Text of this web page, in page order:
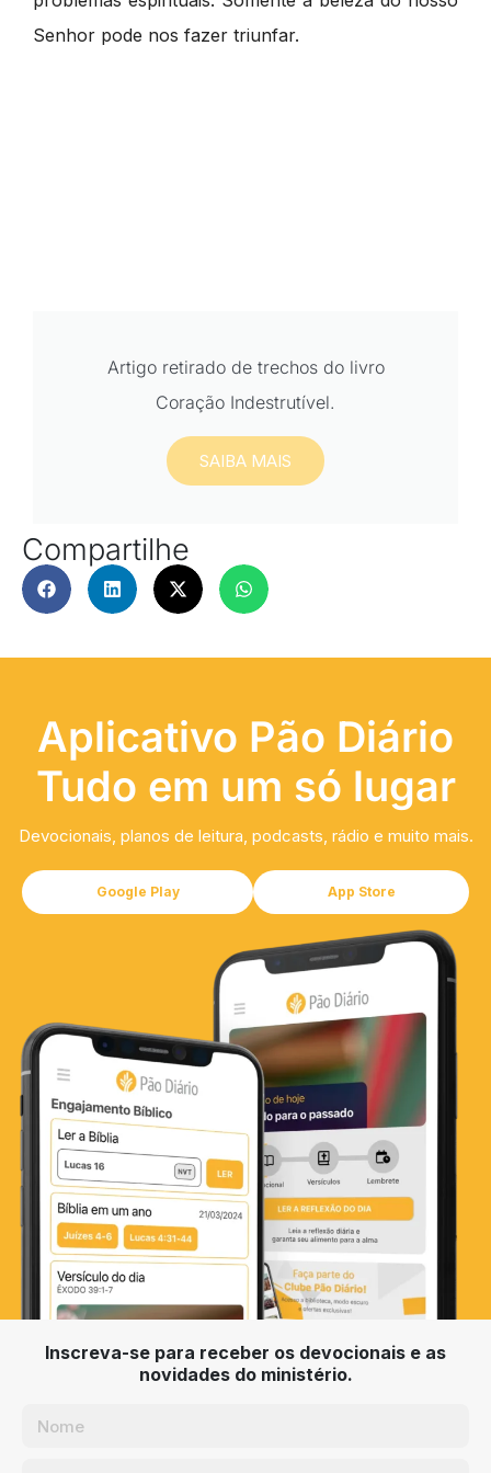
Senhor pode nos fazer triunfar.
Artigo retirado de trechos do livro
Coração Indestrutível.
SAIBA MAIS
Compartilhe
Aplicativo Pão Diário
Tudo em um só lugar
Devocionais, planos de leitura, podcasts, rádio e muito mais.
Google Play App Store
Inscreva-se para receber os devocionais e as
novidades do ministério.